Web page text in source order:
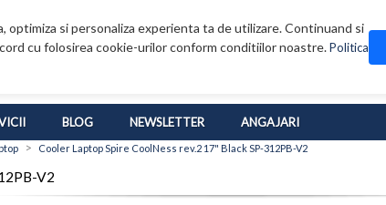
si personaliza experienta ta de utilizare. Continuand si
cu folosirea cookie-urilor conform conditiilor noastre.Politica
BLOG NEWSLETTER ANGAJARI
> Cooler Laptop Spire CoolNess rev.2 17" Black SP-312PB-V2
V2